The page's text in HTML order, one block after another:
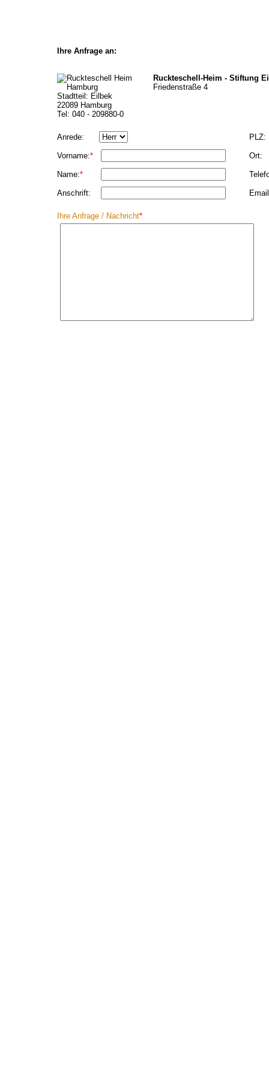
Ihre Anfrage an:
Ruckteschell-Heim - Stiftung
Friedenstraße 4
Stadtteil: Eilbek
22089 Hamburg
Tel: 040 - 209880-0
Anrede: PLZ:
Vorname:* Ort:
Name:*
Anschrift:
Ihre Anfrage / Nachricht*